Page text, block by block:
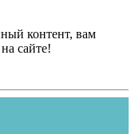
контент, вам
на сайте!